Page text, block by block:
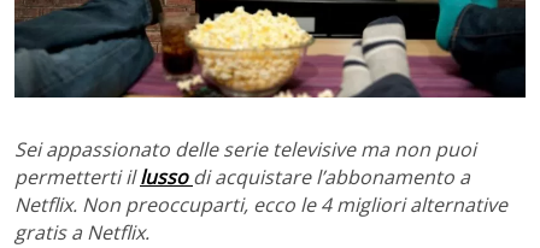
Sei appassionato delle serie televisive ma non puoi
permetterti illusso di acquistare l’abbonamento a
Netflix. Non preoccuparti, ecco le 4 migliori alternative
gratis a Netflix.